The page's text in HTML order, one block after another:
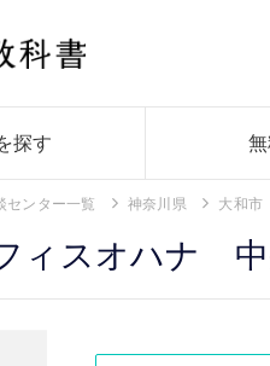
探す
センター一覧 神奈川県 大和市
ィスオハナ 中